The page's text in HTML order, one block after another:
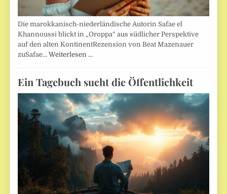
Die marokkanisch-niederländische Autorin Safae el
Khannoussi blickt in „Oroppa“ aus südlicher Perspektive
auf den alten KontinentRezension von Beat Mazenauer
zuSafae…Weiterlesen …
Ein Tagebuch sucht die Öffentlichkeit